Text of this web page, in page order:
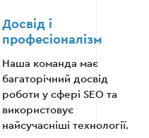
мереж для
та медіа для
Досвід і
професіоналізм
Наша команда має
багаторічний досвід
роботи у сфері SEO та
використовує
найсучасніші технології.